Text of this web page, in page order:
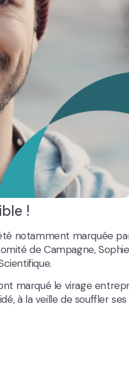
!
notamment marquée
de Campagne, Sophie
marqué le virage
à la veille de souffler ses